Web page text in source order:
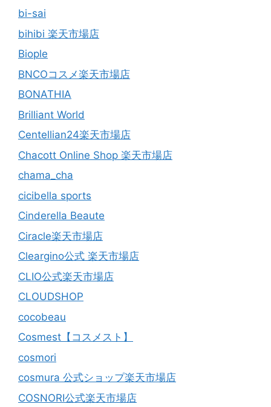
bi-sai
bihibi 楽天市場店
Biople
BNCOコスメ楽天市場店
BONATHIA
Brilliant World
Centellian24楽天市場店
Chacott Online Shop 楽天市場店
chama_cha
cicibella sports
Cinderella Beaute
Ciracle楽天市場店
Cleargino公式 楽天市場店
CLIO公式楽天市場店
CLOUDSHOP
cocobeau
Cosmest【コスメスト】
cosmori
cosmura 公式ショップ楽天市場店
COSNORI公式楽天市場店